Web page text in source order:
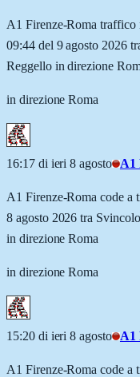
A1 Firenze-Roma traffico
09:44 del 9 agosto 2026
Reggello in direzione
in direzione Roma
16:17 di ieri 8 agosto A1
A1 Firenze-Roma code a
8 agosto 2026 tra
in direzione Roma
in direzione Roma
15:20 di ieri 8 agosto A1
A1 Firenze-Roma code a